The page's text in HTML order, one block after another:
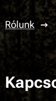
Rólunk